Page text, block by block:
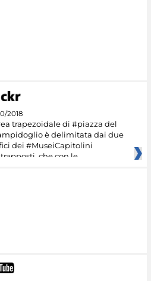
2018
trapezoidale di #piazza del
è delimitata dai due
dei #MuseiCapitolini
che con le